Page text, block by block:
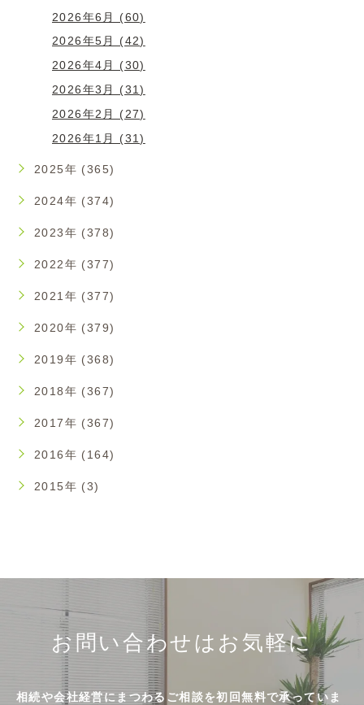
2026年6月 (60)
2026年5月 (42)
2026年4月 (30)
2026年3月 (31)
2026年2月 (27)
2026年1月 (31)
2025年 (365)
2024年 (374)
2023年 (378)
2022年 (377)
2021年 (377)
2020年 (379)
2019年 (368)
2018年 (367)
2017年 (367)
2016年 (164)
2015年 (3)
お問い合わせはお気軽に
相続や会社経営にまつわるご相談を初回無料で承っていま